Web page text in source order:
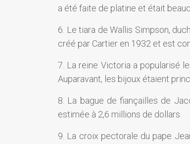
a été faite de platine et était
6. Le tiara de Wallis Simpson,
créé par Cartier en 1932 et est
7. La reine Victoria a popularisé
Auparavant, les bijoux étaient
8. La bague de fiançailles de
estimée à 2,6 millions de dollars.
9. La croix pectorale du pape